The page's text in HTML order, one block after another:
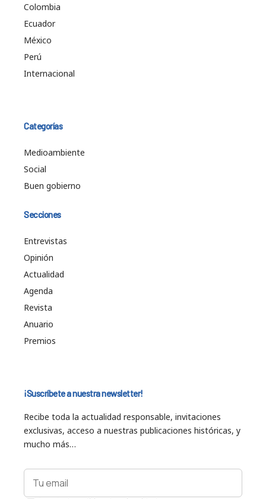
Colombia
Ecuador
México
Perú
Internacional
Categorías
Medioambiente
Social
Buen gobierno
Secciones
Entrevistas
Opinión
Actualidad
Agenda
Revista
Anuario
Premios
¡Suscríbete a nuestra newsletter!
Recibe toda la actualidad responsable, invitaciones
exclusivas, acceso a nuestras publicaciones históricas, y
mucho más…